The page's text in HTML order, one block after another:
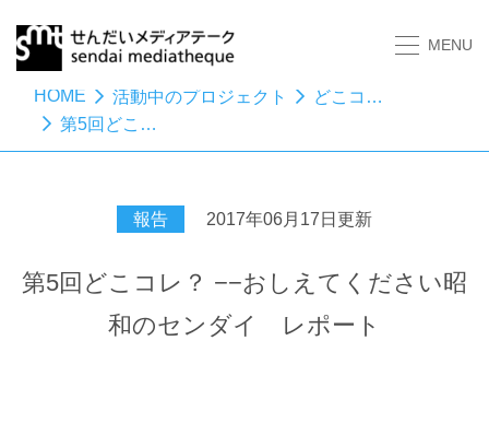
MENU
HOME 活動中のプロジェクト
どこコレ？－おしえてください昭和のセンダイ
第5回どこコレ？ −−おしえてください昭和のセンダイ レポート
報告 2017年06月17日更新
第5回どこコレ？ −−おしえてください昭
和のセンダイ レポート